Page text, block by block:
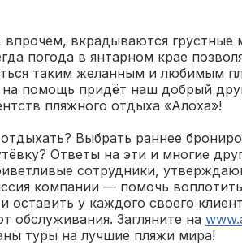
вкрадываются грустные
погода в янтарном крае
таким желанным и любимым
помощь придёт наш добрый
пляжного отдыха «Алоха»!
Выбрать раннее
Ответы на эти и многие
сотрудники,
компании — помочь
оставить у каждого своего
обслуживания. Загляните на
туры на лучшие пляжи мира!